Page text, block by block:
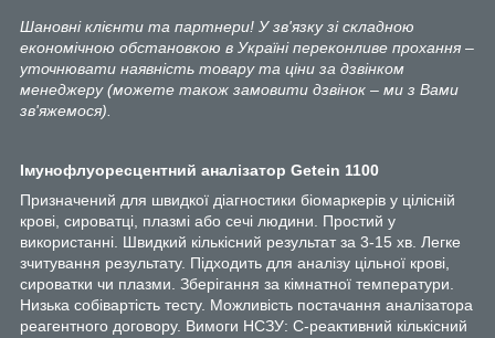
Шановні клієнти та партнери! У зв'язку зі складною
економічною обстановкою в Україні переконливе прохання –
уточнювати наявність товару та ціни за дзвінком
менеджеру (можете також замовити дзвінок – ми з Вами
зв'яжемося).
Імунофлуоресцентний аналізатор Getein 1100
Призначений для швидкої діагностики біомаркерів у цілісній
крові, сироватці, плазмі або сечі людини. Простий у
використанні. Швидкий кількісний результат за 3-15 хв. Легке
зчитування результату. Підходить для аналізу цільної крові,
сироватки чи плазми. Зберігання за кімнатної температури.
Низька собівартість тесту. Можливість постачання аналізатора
реагентного договору. Вимоги НСЗУ: С-реактивний кількісний